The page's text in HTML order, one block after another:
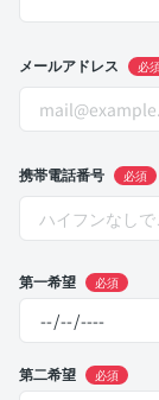
メールアドレス 必
携帯電話番号 必須
第一希望 必須
第二希望 必須